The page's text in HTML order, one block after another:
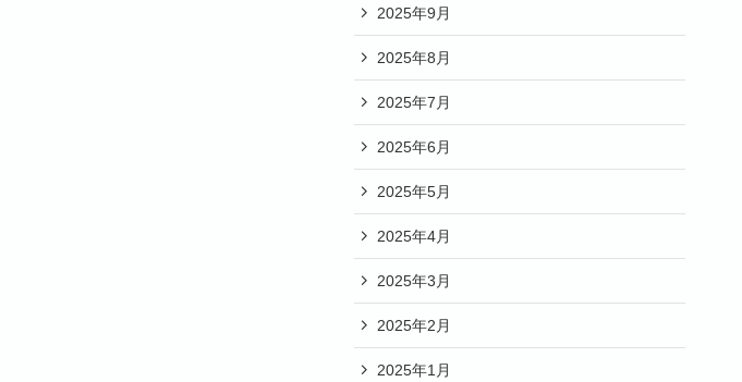
2025年9月
2025年8月
2025年7月
2025年6月
2025年5月
2025年4月
2025年3月
2025年2月
2025年1月